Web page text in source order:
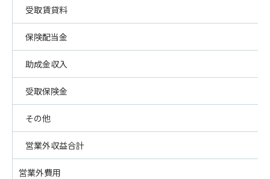
受取賃貸料
保険配当金
助成金収入
受取保険金
その他
営業外収益合計
営業外費用